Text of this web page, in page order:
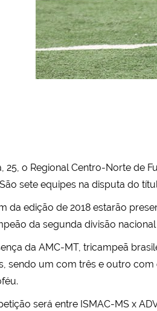
25, o Regional Centro-Norte de
sete equipes na disputa do
da edição de 2018 estarão
da segunda divisão
da AMC-MT, tricampeã
sendo um com três e outro
será entre ISMAC-MS x